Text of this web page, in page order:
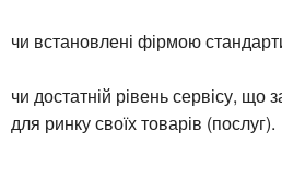
чи встановлені фірмою
чи достатній рівень сервісу, що
для ринку своїх товарів (послуг).